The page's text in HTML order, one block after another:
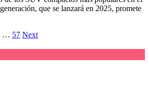
que se lanzará en 2025, promete
… 57 Next